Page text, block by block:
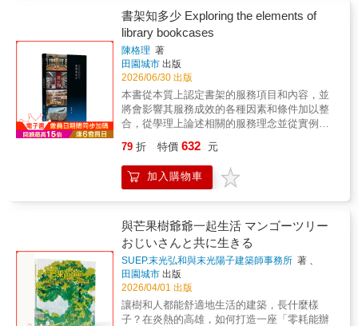
師暨創辦人曾光宗／中原大學建築系特聘教
授、臺灣建築學會理事長黃健敏／黃健敏建築
師事務所主持人郭英釗／九典聯合建築師事務
所主持建築師暨創辦人鄭泰昇／成功大學建築
系主任關華山／前東海大學建築系教授、前系
主任（依姓氏筆畫排列）
這座經典作品重新拆解——從體量生成、光線
設計、空間動線，到比例與構造邏輯，逐層還
原設計背後的思考過程。那些平面圖看不到、
照片無法說明的細節，在這裡被清楚呈現。你
會看到——●混凝土如何承載光●幾何如何轉化
為空間經驗●時間如何在建築中留下痕跡當多數
建築書停留在形式與影像，本書帶你深入建築
的「生成邏輯」，理解設計如何從概念走向現
實。這不只是一本到介紹柯比意的書，而是一
種重新看懂建築的方法。▍建築人必讀｜解析
建築，如何跨越時代被完成？▍從圖紙到現
實，最戲劇化的建築誕生過程▍用數位工具，
看懂經典建築背後的設計邏輯▍不只是建築
書架知多少 Exploring the elements of
library bookcases
陳格理 著
田園城市 出版
2026/06/30 出版
本書從本質上認定書架的服務項目和內容，並
將會影響其服務成效的各種因素和條件加以整
合，從學理上論述相關的服務理念並從實例上
研究資料，針對會影響書架服務性的幾個重點
提出一些個人的研究心得，希冀在理念上可以
對書架建立更完整和清晰的認識，在實務上以
理想。
79 折 特價 632 元
加入購物車
與芒果樹爺爺一起生活 マンゴーツリー
おじいさんと共に生きる
SUEP.末光弘和與末光陽子建築師事務所 著 、
RHTAA曾瑞宏建築師事務所
田園城市 出版
2026/04/01 出版
讓樹和人都能舒適地生活的建築，長什麼樣
子？在炎熱的高雄，如何打造一座「零耗能辦